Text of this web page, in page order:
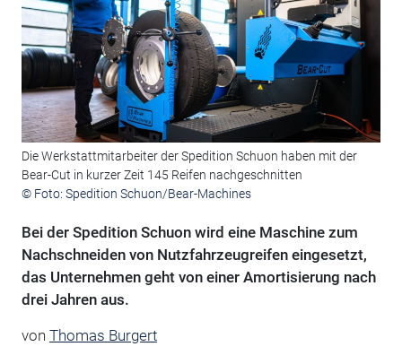
Die Werkstattmitarbeiter der Spedition Schuon haben mit der
Bear-Cut in kurzer Zeit 145 Reifen nachgeschnitten
© Foto: Spedition Schuon/Bear-Machines
Bei der Spedition Schuon wird eine Maschine zum
Nachschneiden von Nutzfahrzeugreifen eingesetzt,
das Unternehmen geht von einer Amortisierung nach
drei Jahren aus.
von Thomas Burgert